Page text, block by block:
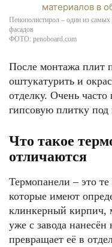
Пенополистирол – один из самых
фасадов
ФОТО: penoboard.com
После монтажа плит
оштукатурить и
отделку. Очень
гипсовую плитку
Что такое
отличаются
Термопанели – это
которые имеют
клинкерный кирпич,
уже с завода нанесён
превращает её в